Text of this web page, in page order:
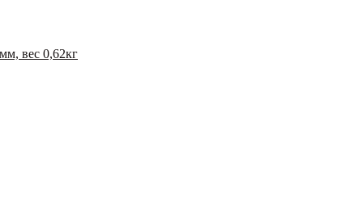
вес 0,62кг